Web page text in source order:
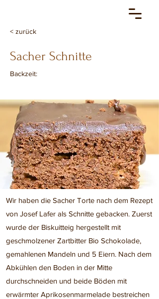
< zurück
Sacher Schnitte
Backzeit:
Wir haben die Sacher Torte nach dem Rezept
von Josef Lafer als Schnitte gebacken. Zuerst
wurde der Biskuitteig hergestellt mit
geschmolzener Zartbitter Bio Schokolade,
gemahlenen Mandeln und 5 Eiern. Nach dem
Abkühlen den Boden in der Mitte
durchschneiden und beide Böden mit
erwärmter Aprikosenmarmelade bestreichen